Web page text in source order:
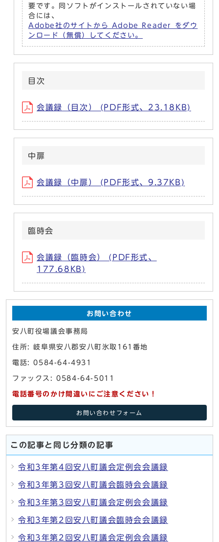
要です。同ソフトがインストールされていない場
合には、
Adobe社のサイトから Adobe Reader をダウ
ンロード（無償）してください。
目次
会議録（目次） (PDF形式、23.18KB)
中扉
会議録（中扉） (PDF形式、9.37KB)
臨時会
会議録（臨時会） (PDF形式、
177.68KB)
お問い合わせ
安八町役場議会事務局
住所: 岐阜県安八郡安八町氷取161番地
電話: 0584-64-4931
ファックス: 0584-64-5011
電話番号のかけ間違いにご注意ください！
お問い合わせフォーム
この記事と同じ分類の記事
令和3年第4回安八町議会定例会会議録
令和3年第3回安八町議会臨時会会議録
令和3年第3回安八町議会定例会会議録
令和3年第2回安八町議会臨時会会議録
令和3年第2回安八町議会定例会会議録